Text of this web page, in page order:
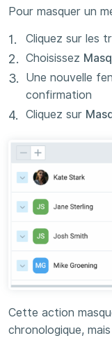
Pour masquer un
Cliquez sur les
Choisissez
Une nouvelle
confirmation
Cliquez sur
Cette action
chronologique,